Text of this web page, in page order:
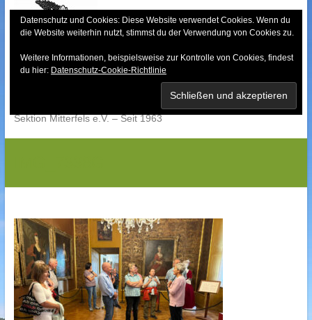
content
Bayerischer Wald-
Sektion Mitterfels e.V. – Seit 1963
Datenschutz und Cookies: Diese Website verwendet Cookies. Wenn du
die Website weiterhin nutzt, stimmst du der Verwendung von Cookies zu.
Weitere Informationen, beispielsweise zur Kontrolle von Cookies, findest
du hier: Datenschutz-Cookie-Richtlinie